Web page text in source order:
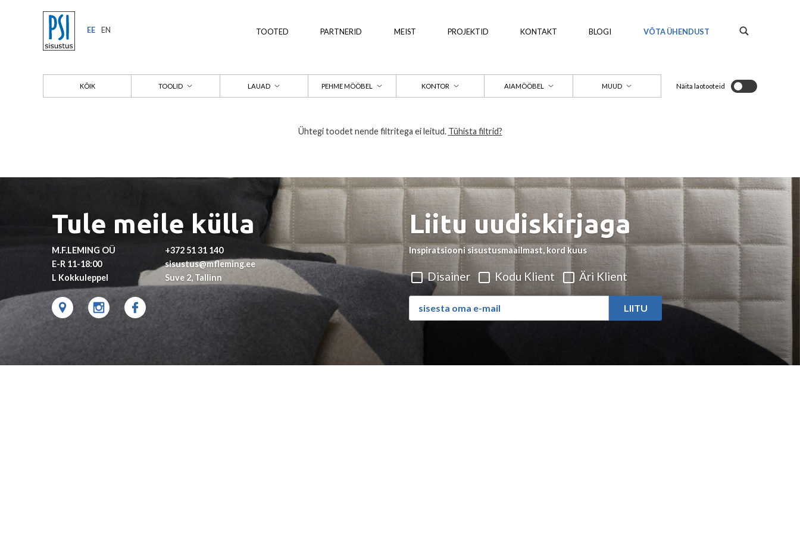
EE EN TOOTED PARTNERID MEIST PROJEKTID KONTAKT BLOGI VÕTA ÜHENDUST
KÕIK TOOLID LAUAD PEHME MÖÖBEL KONTOR AIAMÖÖBEL MUUD Näita laotooteid
Ühtegi toodet nende filtritega ei leitud. Tühista filtrid?
Tule meile külla
M.F.LEMING OÜ
E-R 11-18:00
L Kokkuleppel
+372 51 31 140
sisustus@mfleming.ee
Suve 2, Tallinn
Liitu uudiskirjaga
Inspiratsiooni sisustusmaailmast, kord kuus
Disainer Kodu Klient Äri Klient
LIITU